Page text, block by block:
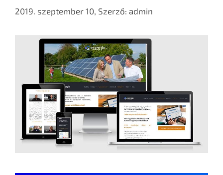
2019. szeptember 10, Szerző: admin